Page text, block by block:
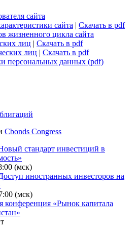
платежей
сайта
сайта|Скачать в pdf
жизненного цикла сайта
лиц
лиц
Cbonds Congress
стандарт инвестиций в
(мск)
иностранных инвесторов на